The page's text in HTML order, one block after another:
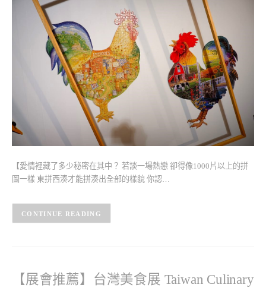
【愛情裡藏了多少秘密在其中？ 若談一場熱戀 卻得像1000片以上的拼
圖一樣 東拼西湊才能拼湊出全部的樣貌 你認…
CONTINUE READING
【展會推薦】台灣美食展 Taiwan Culinary